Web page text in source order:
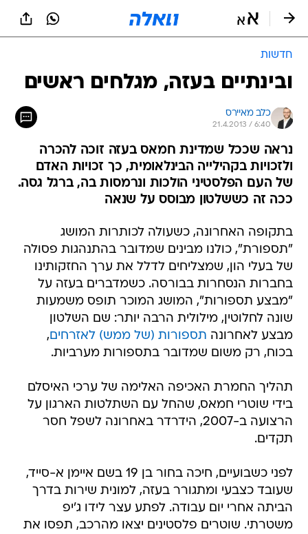
חדשות
ובינתיים בעזה, מגלחים ראשים
כלב מאיירס
21.4.2013 / 6:40
נראה שככל שמדינת חמאס בעזה זוכה להכרה
ולזכויות בקהילייה הבינלאומית, כך זכויות האדם
של העם הפלסטיני הולכות ונרמסות בה, ברגל גסה.
ככה זה כששלטון מבוסס על שנאה
בתקופה האחרונה, כשעולה לכותרות המושג
"תספורת", כולנו מבינים שמדובר בהתנהגות פסולה
של בעלי הון, שמצליחים לדלל את ערך החזקותינו
בחברות הנסחרות בבורסה. כשמדברים בעזה על
"מבצע תספורות", המושג המוכר תופס משמעות
שונה לחלוטין, מילולית הרבה יותר: שם השלטון
מבצע לאחרונה תספורות (של ממש) לאזרחים,
בכוח, רק משום שמדובר בתספורות מערביות.
תהליך החמרת האכיפה האלימה של ערכי האיסלם
בידי שוטרי חמאס, שהחל עם השתלטות הארגון על
הרצועה ב-2007, הידרדר באחרונה לשפל חסר
תקדים.
לפני כשבועיים, חיכה בחור בן 19 בשם איימן א-סייד,
שעובד כצבעי ומתגורר בעזה, למונית שירות בדרך
הביתה אחרי יום עבודה. לפתע עצר לידו ג'יפ
משטרתי. שוטרים פלסטינים יצאו מהרכב, תפסו את